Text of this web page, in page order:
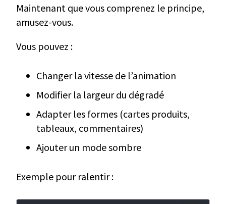
Maintenant que vous comprenez le principe,
amusez-vous.
Vous pouvez :
Changer la vitesse de l’animation
Modifier la largeur du dégradé
Adapter les formes (cartes produits,
tableaux, commentaires)
Ajouter un mode sombre
Exemple pour ralentir :